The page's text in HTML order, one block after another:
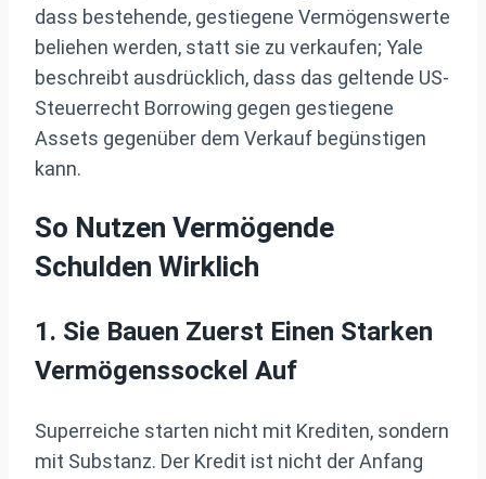
dass bestehende, gestiegene Vermögenswerte
beliehen werden, statt sie zu verkaufen; Yale
beschreibt ausdrücklich, dass das geltende US-
Steuerrecht Borrowing gegen gestiegene
Assets gegenüber dem Verkauf begünstigen
kann.
So Nutzen Vermögende
Schulden Wirklich
1. Sie Bauen Zuerst Einen Starken
Vermögenssockel Auf
Superreiche starten nicht mit Krediten, sondern
mit Substanz. Der Kredit ist nicht der Anfang